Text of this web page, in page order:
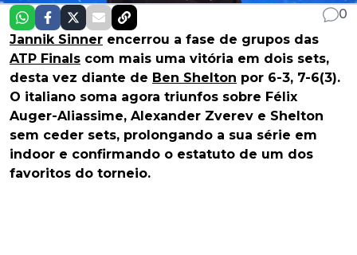
0
Jannik Sinner encerrou a fase de grupos das
ATP Finals com mais uma vitória em dois sets,
desta vez diante de Ben Shelton por 6-3, 7-6(3).
O italiano soma agora triunfos sobre Félix
Auger-Aliassime, Alexander Zverev e Shelton
sem ceder sets, prolongando a sua série em
indoor e confirmando o estatuto de um dos
favoritos do torneio.